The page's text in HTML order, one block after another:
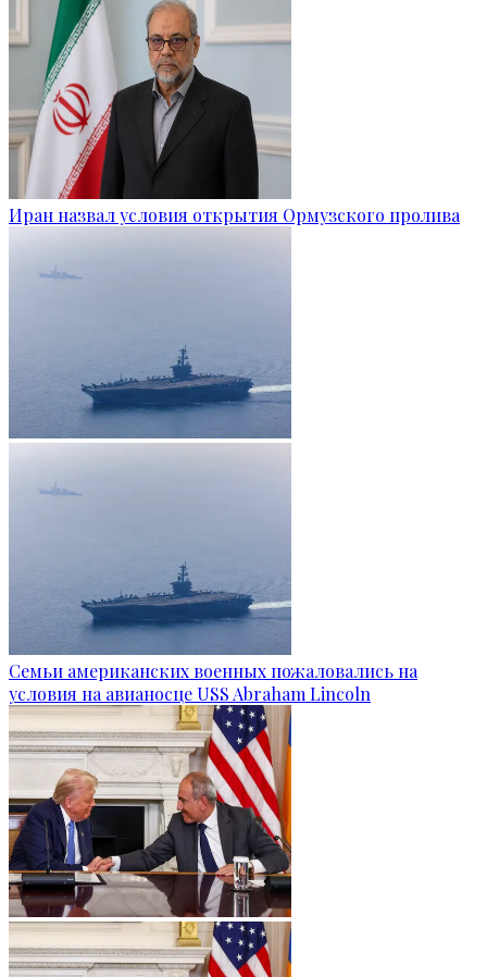
Иран назвал условия открытия Ормузского пролива
Семьи американских военных пожаловались на
условия на авианосце USS Abraham Lincoln